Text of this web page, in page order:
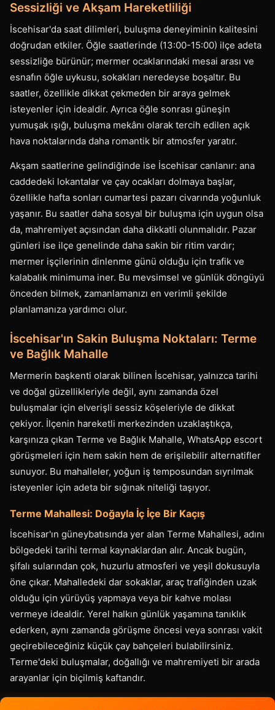
Sessizliği ve Akşam Hareketliliği
İscehisar'da saat dilimleri, buluşma deneyiminin kalitesini
doğrudan etkiler. Öğle saatlerinde (13:00-15:00) ilçe adeta
sessizliğe bürünür; mermer ocaklarındaki mesai arası ve
esnafın öğle uykusu, sokakları neredeyse boşaltır. Bu
saatler, özellikle dikkat çekmeden bir araya gelmek
isteyenler için idealdir. Ayrıca öğle sonrası güneşin
yumuşak ışığı, buluşma mekânı olarak tercih edilen açık
hava noktalarında daha romantik bir atmosfer yaratır.
Akşam saatlerine gelindiğinde ise İscehisar canlanır: ana
caddedeki lokantalar ve çay ocakları dolmaya başlar,
özellikle hafta sonları cumartesi pazarı civarında yoğunluk
yaşanır. Bu saatler daha sosyal bir buluşma için uygun olsa
da, mahremiyet açısından daha dikkatli olunmalıdır. Pazar
günleri ise ilçe genelinde daha sakin bir ritim vardır;
mermer işçilerinin dinlenme günü olduğu için trafik ve
kalabalık minimuma iner. Bu mevsimsel ve günlük döngüyü
önceden bilmek, zamanlamanızı en verimli şekilde
planlamanıza yardımcı olur.
İscehisar'ın Sakin Buluşma Noktaları: Terme
ve Bağlık Mahalle
Mermerin başkenti olarak bilinen İscehisar, yalnızca tarihi
ve doğal güzellikleriyle değil, aynı zamanda özel
buluşmalar için elverişli sessiz köşeleriyle de dikkat
çekiyor. İlçenin hareketli merkezinden uzaklaştıkça,
karşınıza çıkan Terme ve Bağlık Mahalle, WhatsApp escort
görüşmeleri için hem sakin hem de erişilebilir alternatifler
sunuyor. Bu mahalleler, yoğun iş temposundan sıyrılmak
isteyenler için adeta bir sığınak niteliği taşıyor.
Terme Mahallesi: Doğayla İç İçe Bir Kaçış
İscehisar'ın güneybatısında yer alan Terme Mahallesi, adını
bölgedeki tarihi termal kaynaklardan alır. Ancak bugün,
şifalı sularından çok, huzurlu atmosferi ve yeşil dokusuyla
öne çıkar. Mahalledeki dar sokaklar, araç trafiğinden uzak
olduğu için yürüyüş yapmaya veya bir kahve molası
vermeye idealdir. Yerel halkın günlük yaşamına tanıklık
ederken, aynı zamanda görüşme öncesi veya sonrası vakit
geçirebileceğiniz küçük çay bahçeleri bulabilirsiniz.
Terme'deki buluşmalar, doğallığı ve mahremiyeti bir arada
arayanlar için biçilmiş kaftandır.